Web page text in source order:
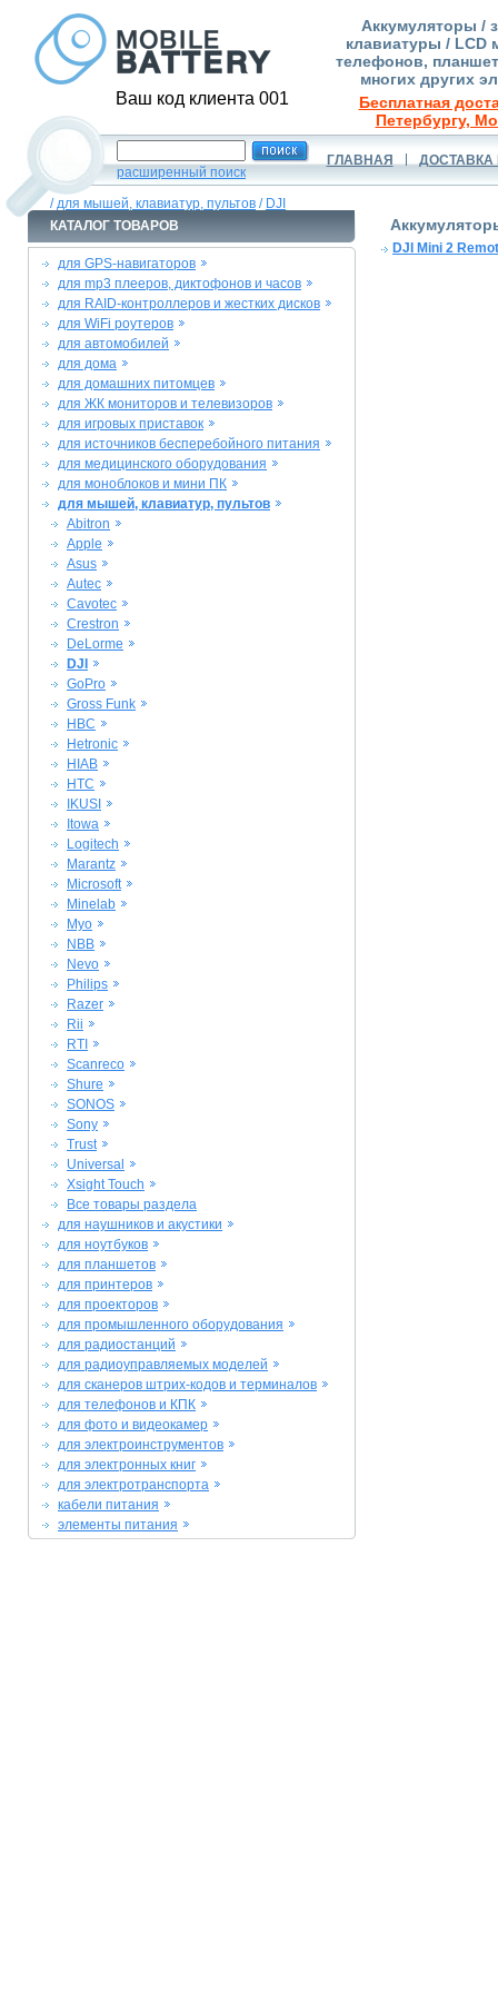
Ваш код клиента 001
Аккумуляторы /
клавиатуры / LCD
телефонов,
многих других
Бесплатная
Петербургу,
расширенный поиск
ГЛАВНАЯ ДОСТАВКА
/для мышей, клавиатур, пультов / DJI
КАТАЛОГ ТОВАРОВ
для GPS-навигаторов
для mp3 плееров, диктофонов и часов
для RAID-контроллеров и жестких дисков
для WiFi роутеров
для автомобилей
для дома
для домашних питомцев
для ЖК мониторов и телевизоров
для игровых приставок
для источников бесперебойного питания
для медицинского оборудования
для моноблоков и мини ПК
для мышей, клавиатур, пультов
Abitron
Apple
Asus
Autec
Cavotec
Crestron
DeLorme
DJI
GoPro
Gross Funk
HBC
Hetronic
HIAB
HTC
IKUSI
Itowa
Logitech
Marantz
Microsoft
Minelab
Myo
NBB
Nevo
Philips
Razer
Rii
RTI
Scanreco
Shure
SONOS
Sony
Trust
Universal
Xsight Touch
Все товары раздела
для наушников и акустики
для ноутбуков
для планшетов
для принтеров
для проекторов
для промышленного оборудования
для радиостанций
для радиоуправляемых моделей
для сканеров штрих-кодов и терминалов
для телефонов и КПК
для фото и видеокамер
для электроинструментов
для электронных книг
для электротранспорта
кабели питания
элементы питания
DJI Mini 2